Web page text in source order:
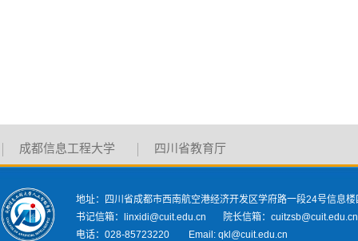
成都信息工程大学 四川省教育厅
地址：四川省成都市西南航空港经济开发区学府路一段24号信息楼
书记信箱：linxidi@cuit.edu.cn 院长信箱：cuitzsb@cuit.edu.cn
电话：028-85723220 Email: qkl@cuit.edu.cn